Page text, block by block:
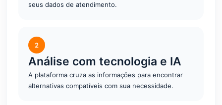
seus dados de atendimento.
2
Análise com tecnologia e IA
A plataforma cruza as informações para encontrar
alternativas compatíveis com sua necessidade.